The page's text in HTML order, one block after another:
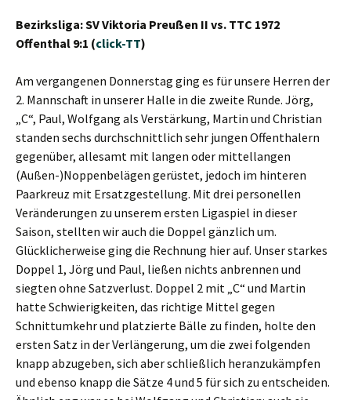
Bezirksliga: SV Viktoria Preußen II vs. TTC 1972
Offenthal 9:1 (click-TT)
Am vergangenen Donnerstag ging es für unsere Herren der
2. Mannschaft in unserer Halle in die zweite Runde. Jörg,
„C“, Paul, Wolfgang als Verstärkung, Martin und Christian
standen sechs durchschnittlich sehr jungen Offenthalern
gegenüber, allesamt mit langen oder mittellangen
(Außen-)Noppenbelägen gerüstet, jedoch im hinteren
Paarkreuz mit Ersatzgestellung. Mit drei personellen
Veränderungen zu unserem ersten Ligaspiel in dieser
Saison, stellten wir auch die Doppel gänzlich um.
Glücklicherweise ging die Rechnung hier auf. Unser starkes
Doppel 1, Jörg und Paul, ließen nichts anbrennen und
siegten ohne Satzverlust. Doppel 2 mit „C“ und Martin
hatte Schwierigkeiten, das richtige Mittel gegen
Schnittumkehr und platzierte Bälle zu finden, holte den
ersten Satz in der Verlängerung, um die zwei folgenden
knapp abzugeben, sich aber schließlich heranzukämpfen
und ebenso knapp die Sätze 4 und 5 für sich zu entscheiden.